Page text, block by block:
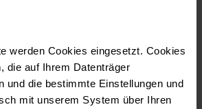
werden Cookies eingesetzt. Cookies
die auf Ihrem Datenträger
und die bestimmte Einstellungen und
mit unserem System über Ihren